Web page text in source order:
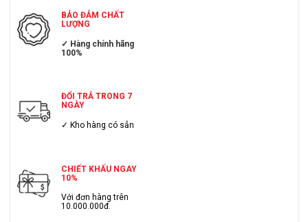
BẢO ĐẢM CHẤT
LƯỢNG
✓ Hàng chính hãng
100%
ĐỔI TRẢ TRONG 7
NGÀY
✓ Kho hàng có sẳn
CHIẾT KHẤU NGAY
10%
Với đơn hàng trên
10.000.000đ.